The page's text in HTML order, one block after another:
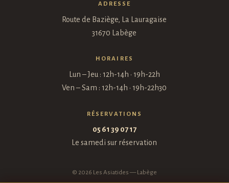
ADRESSE
Route de Baziège, La Lauragaise
31670 Labège
HORAIRES
Lun – Jeu : 12h-14h · 19h-22h
Ven – Sam : 12h-14h · 19h-22h30
RÉSERVATIONS
05 61 39 07 17
Le samedi sur réservation
© 2026 Les Asiatides — Labège